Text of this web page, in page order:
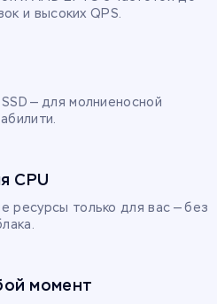
и высоких QPS.
— для молниеносной
CPU
ресурсы только для вас — без
момент